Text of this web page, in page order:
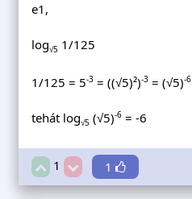
e1,
log√5 1/125
1/125 = 5-3= ((√5)²)-3= (√5)-6
tehát log√5 (√5)-6= -6
1 1